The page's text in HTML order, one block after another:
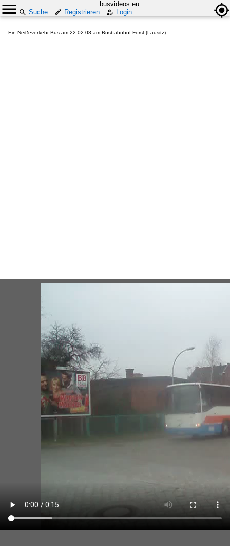
busvideos.eu
Suche
Registrieren Login
Ein Neißeverkehr Bus am 22.02.08 am Busbahnhof Forst (Lausitz)